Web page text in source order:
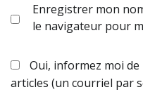
Enregistrer mon
le navigateur pour
Oui, informez moi
articles (un courriel par